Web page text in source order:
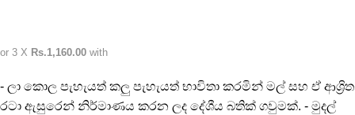
or 3 X Rs.1,160.00 with
- ලා කොල පැහැයත් කලු පැහැයත් භාවිතා කරමින් මල් සහ ඒ ආශ්‍රිත
රටා ඇසුරෙන් නිර්මාණය කරන ලද දේශීය බතික් ගවුමක්. - මුදල්